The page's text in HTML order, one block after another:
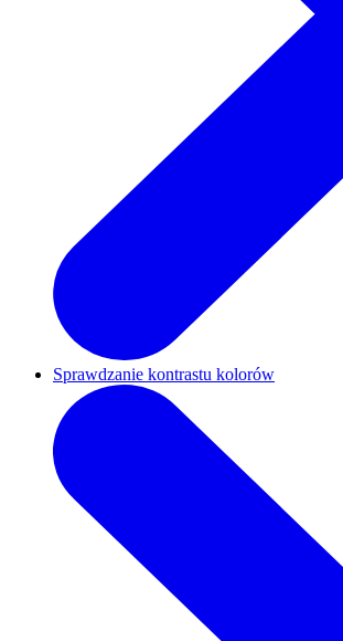
Sprawdzanie kontrastu kolorów